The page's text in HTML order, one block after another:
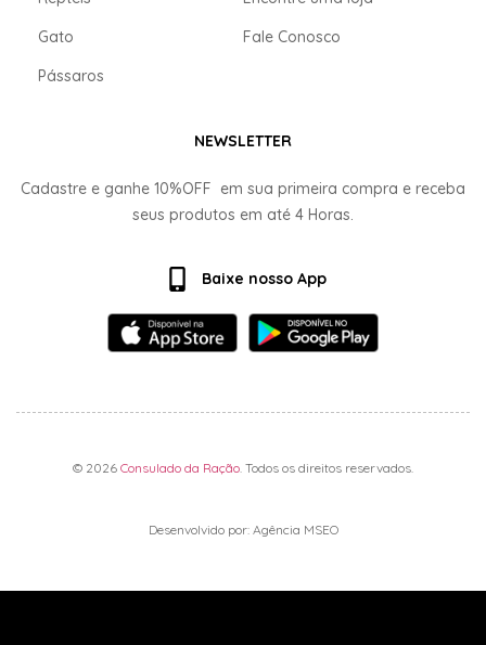
Gato
Pássaros
Fale Conosco
NEWSLETTER
Cadastre e ganhe 10%OFF em sua primeira compra e receba
seus produtos em até 4 Horas.
Baixe nosso App
© 2026 Consulado da Ração . Todos os direitos reservados.
Desenvolvido por: Agência MSEO